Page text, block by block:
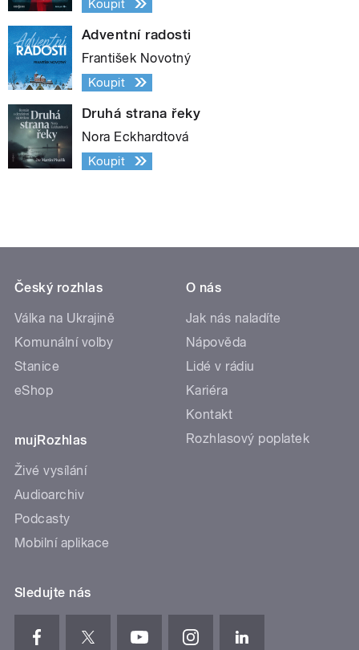
Koupit
Adventní radosti
František Novotný
Koupit
Druhá strana řeky
Nora Eckhardtová
Koupit
Český rozhlas
Válka na Ukrajině
Komunální volby
Stanice
eShop
mujRozhlas
Živé vysílání
Audioarchiv
Podcasty
Mobilní aplikace
O nás
Jak nás naladíte
Nápověda
Lidé v rádiu
Kariéra
Kontakt
Rozhlasový poplatek
Sledujte nás